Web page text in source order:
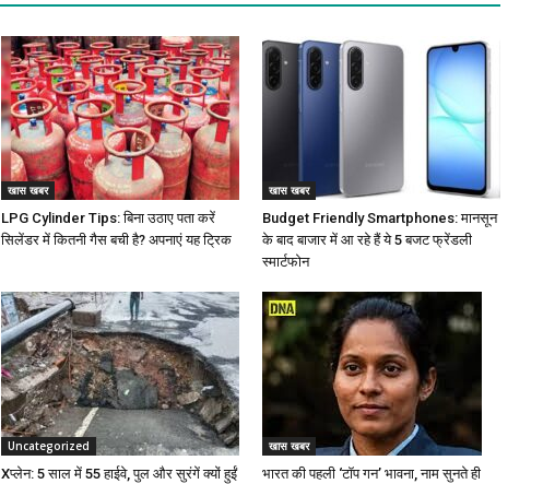
खास खबर
LPG Cylinder Tips: बिना उठाए पता करें
सिलेंडर में कितनी गैस बची है? अपनाएं यह ट्रिक
खास खबर
Budget Friendly Smartphones: मानसून
के बाद बाजार में आ रहे हैं ये 5 बजट फ्रेंडली
स्मार्टफोन
Uncategorized
Xप्लेन: 5 साल में 55 हाईवे, पुल और सुरंगें क्यों हुईं
खास खबर
भारत की पहली ‘टॉप गन’ भावना, नाम सुनते ही